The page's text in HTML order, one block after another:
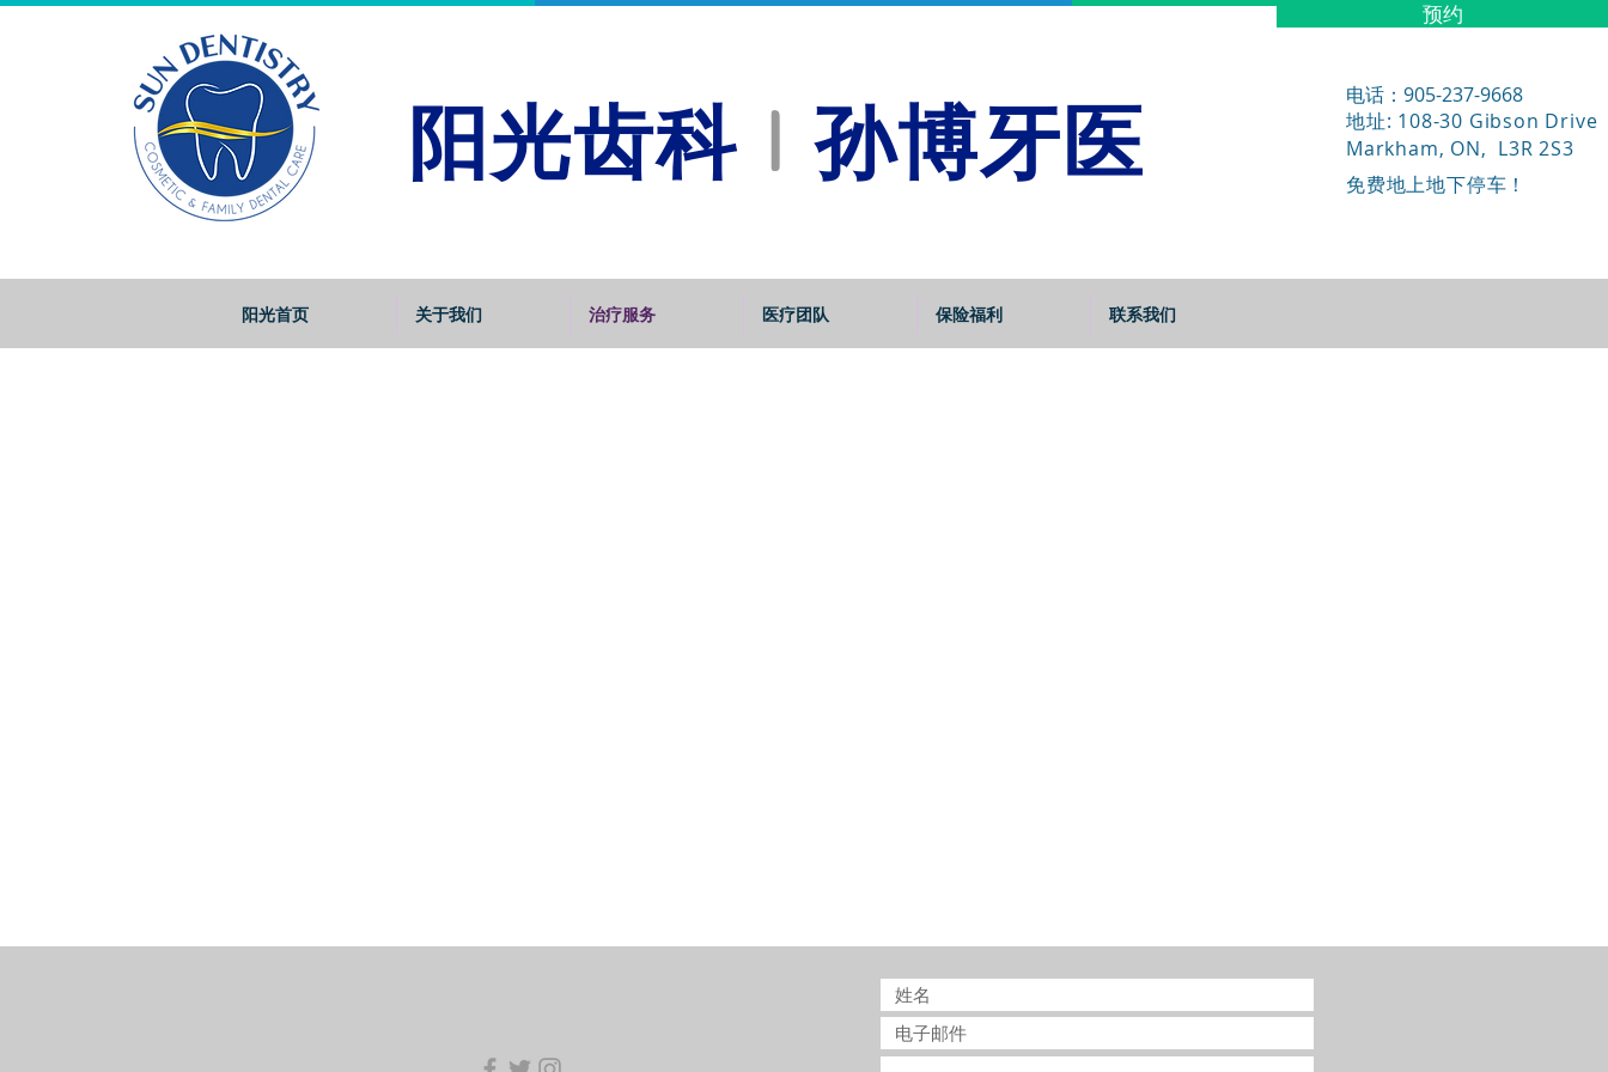
预约
阳光齿科 l 孙博牙医
地址: 108-30 Gibson Drive
Markham, ON, L3R 2S3
免费地上地下停车！
电话：905-237-9668
阳光首页 关于我们 治疗服务 医疗团队 保险福利 联系我们